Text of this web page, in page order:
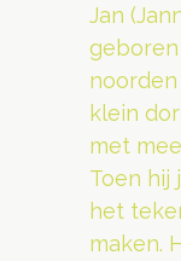
Jan
klein
met
Toen hij
het
maken.